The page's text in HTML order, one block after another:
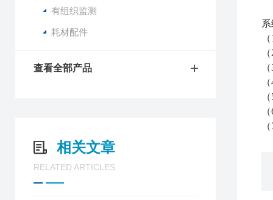
有组织监测
耗材配件
查看全部产品
相关文章
RELATED ARTICLES